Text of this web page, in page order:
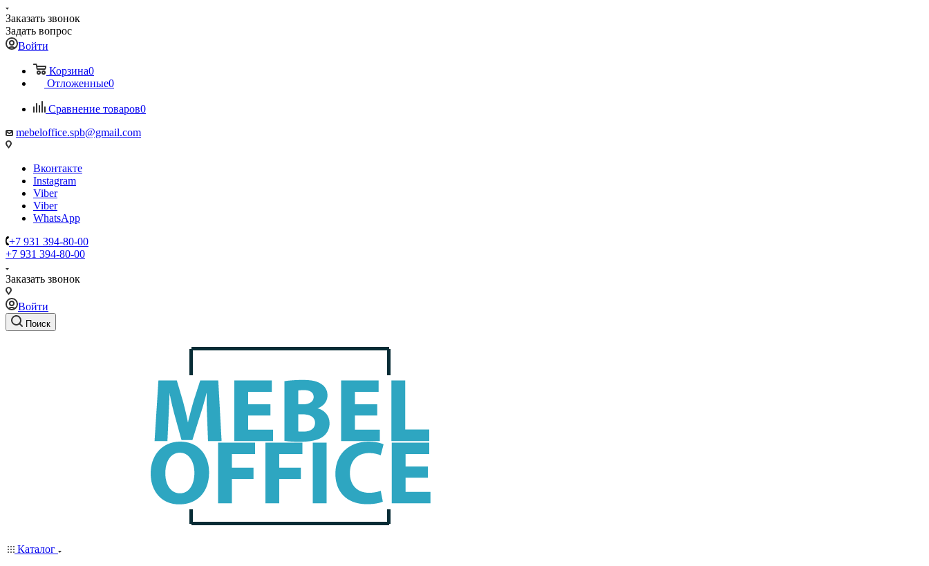
Заказать звонок
Задать вопрос
Войти
Корзина0
Отложенные0
Сравнение товаров0
mebeloffice.spb@gmail.com
Вконтакте
Instagram
Viber
Viber
WhatsApp
+7 931 394-80-00
+7 931 394-80-00
Заказать звонок
Войти
Поиск
Каталог